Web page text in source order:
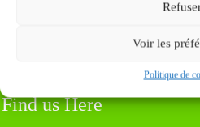
Voir les
Politique de
Find us Here